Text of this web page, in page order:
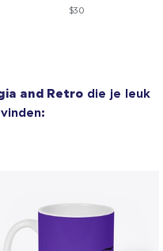
$30
and Retrodie je leuk